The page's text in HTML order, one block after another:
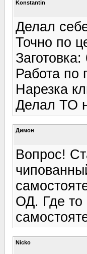
Konstantin
Делал
Точно по
Работа по
Нарезка
Делал ТО
Димон
Вопрос!
ОД. Где то
Nicko